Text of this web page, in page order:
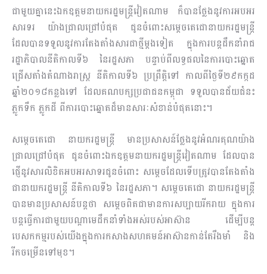
ជាមួយគ្នានេះឯកឧត្តមនាយករដ្ឋមន្រ្តី​វៀត​ណាម ក៏បានថ្លែងនូវការអបអរ
សារទរ យ៉ាងជ្រាលជ្រៅបំផុត ជូនចំពោះសម្តេចតេជោ​នាយករដ្ឋ​មន្រ្តី
ដែលបានទទួលនូវការតែងតាំងសារ​ជាថ្មីម្តងទៀត ក្នុងការបន្តដឹកនាំរាជ
រដ្ឋាភិបាលនីតិកាលទី​៦ នៃរដ្ឋសភា បន្ទាប់ពីលទ្ធផលនៃការបោះឆ្នោត
ជ្រើសតាំងតំណាងរាស្រ្ត នីតិកាលទី៦ ប្រព្រឹត្តិទៅ កាលពីថ្ងៃទី២៩កក្កដ
ឆ្នាំ២០១៨កន្ល​​​ងទៅ ដែលគណបក្សប្រជាជនកម្ពុជា ទទួលបានជ័យជំនះ
ភ្លូកទឹក ភ្លូកដី ពីការបោះឆ្នោតដ៏មានសារៈសំខាន់បំផុតនោះ។
​​សម្តេចតេជោ​ នាយករដ្ឋមន្រ្តី មានប្រសាសន៍ថ្លែងនូវអំណរគុណយ៉ាង
ជ្រាលជ្រៅបំផុត ជូនចំពោះឯកឧត្តមនាយករដ្ឋមន្រ្តីវៀតណាម ដែលបាន
ផ្ញើនូវសារលិខិតអបអរសាទរជូនចំពោះ សម្តេចដែលទើបត្រូវបានតែងតាំង
ជានាយករដ្ឋមន្រ្តី នីតិកាលទី៦ នៃរដ្ឋសភា។ សម្តេចតេជោ​ ​នាយករដ្ឋមន្រ្តី
បានមានប្រសាសន៍បន្តថា សម្តេចពិតជាមានការសប្បាយរីករាយ ក្នុងការ
បន្តធ្វើការជាមួយបណ្តាមេដឹកនាំទាំងអស់របស់អាស៊ាន ដើម្បីបន្ត
បេសកកម្មរបស់យើងក្នុងការកសាង​សហគមន៍អាស៊ានកាន់តែរឹងមាំ និង
រីកចម្រើនទៅមុខ។